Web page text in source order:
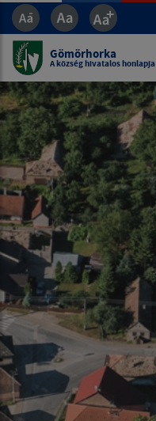
Gömörhorka
A község hivatalos honlapja